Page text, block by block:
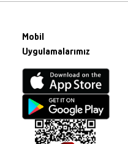
Mobil
Uygulamalarımız